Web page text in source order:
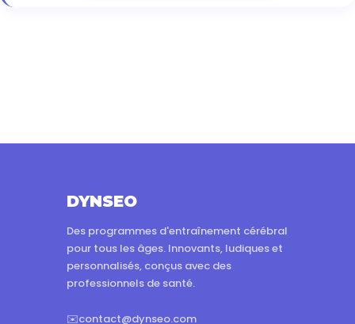
DYNSEO
Des programmes d'entraînement cérébral
pour tous les âges. Innovants, ludiques et
personnalisés, conçus avec des
professionnels de santé.
✉️contact@dynseo.com